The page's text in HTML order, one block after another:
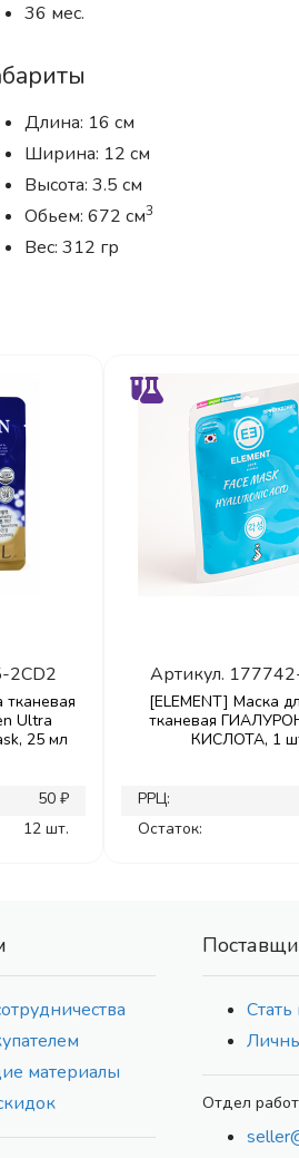
36 мес.
Длина: 16 см
Ширина: 12 см
Высота: 3.5 см
Обьем: 672 см3
Вес: 312 гр
2CD2
тканевая
Ultra
25 мл
50 ₽
12 шт.
Артикул.
[ELEMENT] Маска
тканевая
КИСЛОТА, 1
РРЦ:
Остаток:
материалы
Отдел